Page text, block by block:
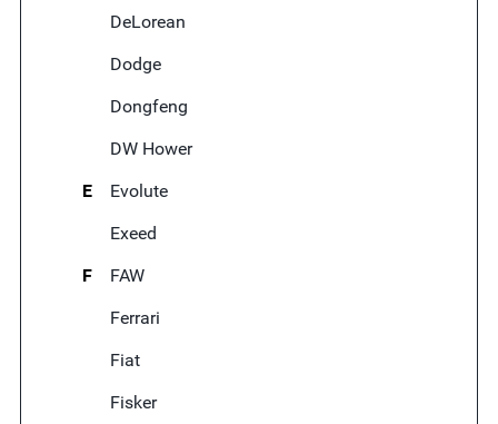
DeLorean
Dodge
Dongfeng
DW Hower
E
Evolute
Exeed
F
FAW
Ferrari
Fiat
Fisker